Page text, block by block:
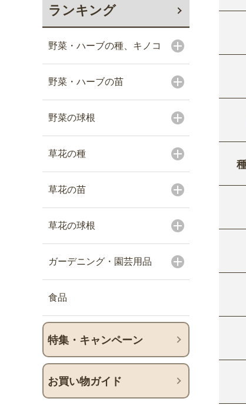
ランキング
野菜・ハーブの種、キノコ
野菜・ハーブの苗
野菜の球根
草花の種
草花の苗
草花の球根
ガーデニング・園芸用品
食品
特集・キャンペーン
お買い物ガイド